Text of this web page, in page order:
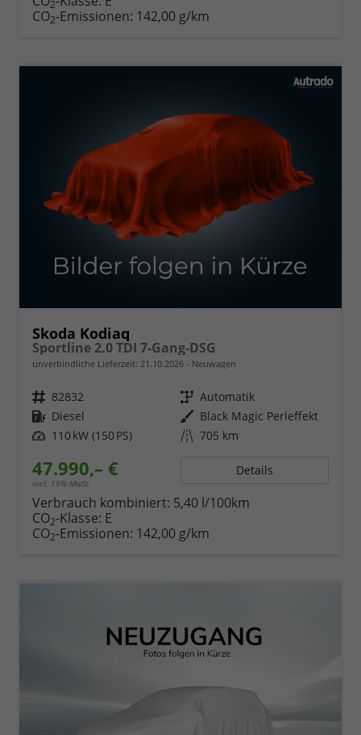
2
CO2-Emissionen: 142,00 g/km
Skoda Kodiaq
Sportline 2.0 TDI 7-Gang-DSG
unverbindliche Lieferzeit: 21.10.2026 Neuwagen
Fahrzeugnr. 82832 Getriebe Automatik
Kraftstoff Diesel Außenfarbe Black Magic Perleffekt
Leistung 110 kW (150 PS) Kilometerstand 705 km
47.990,– €
incl. 19% MwSt.
Details
Verbrauch kombiniert: 5,40 l/100km
CO2-Klasse: E
CO2-Emissionen: 142,00 g/km